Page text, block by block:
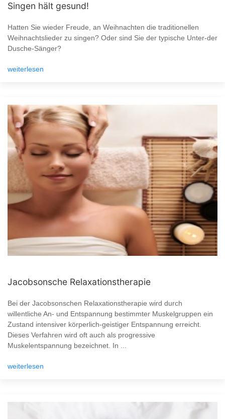
Singen hält gesund!
Hatten Sie wieder Freude, an Weihnachten die traditionellen
Weihnachtslieder zu singen? Oder sind Sie der typische Unter-der
Dusche-Sänger?
weiterlesen
Jacobsonsche Relaxationstherapie
Bei der Jacobsonschen Relaxationstherapie wird durch
willentliche An- und Entspannung bestimmter Muskelgruppen ein
Zustand intensiver körperlich-geistiger Entspannung erreicht.
Dieses Verfahren wird oft auch als progressive
Muskelentspannung bezeichnet. In ...
weiterlesen